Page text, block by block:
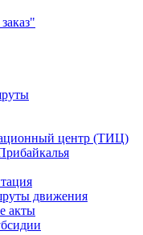
центр (ТИЦ)
движения
акты